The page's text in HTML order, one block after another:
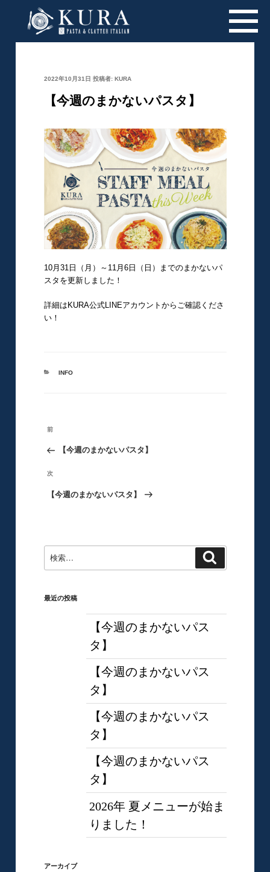
投
2022年10月31日 投稿者: KURA
【今週のまかないパスタ】
10月31日（月）～11月6日（日）までのまかないパ
スタを更新しました！
詳細はKURA公式LINEアカウントからご確認くださ
い！
カ
INFO
投
ナ
ビ
ー
前
の
投
稿
前
【今週のまかないパスタ】
次
の
次
【今週のまかないパスタ】
索:
最近の投稿
【今週のまかないパス
タ】
【今週のまかないパス
タ】
【今週のまかないパス
タ】
【今週のまかないパス
タ】
2026年 夏メニューが始ま
りました！
アーカイブ